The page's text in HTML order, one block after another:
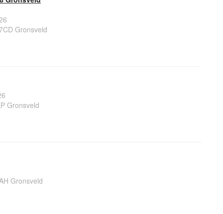
Gronsveld
Gronsveld
Gronsveld